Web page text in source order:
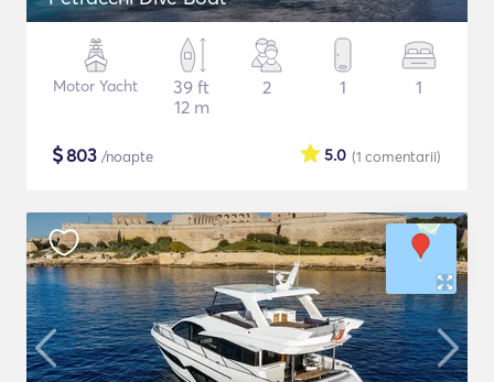
Motor Yacht
39 ft
12 m
2 1 1
$803 /noapte (1 comentarii)
5.0